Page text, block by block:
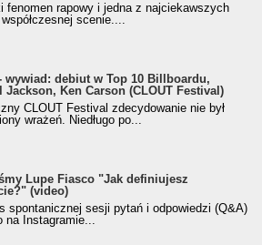
fenomen rapowy i jedna z najciekawszych
scenie....
wywiad: debiut w Top 10 Billboardu,
Jackson, Ken Carson (CLOUT Festival)
CLOUT Festival zdecydowanie nie był
wrażeń. Niedługo po...
Lupe Fiasco "Jak definiujesz
(video)
spontanicznej sesji pytań i odpowiedzi (Q&A)
na Instagramie...